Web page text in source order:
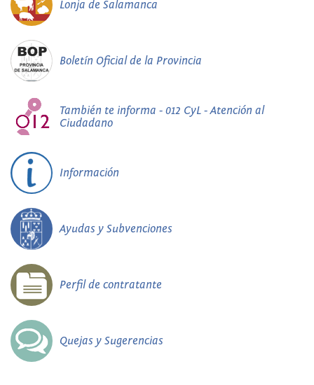
Lonja de Salamanca
Boletín Oficial de la Provincia
También te informa - 012 CyL - Atención al
Ciudadano
Información
Ayudas y Subvenciones
Perfil de contratante
Quejas y Sugerencias